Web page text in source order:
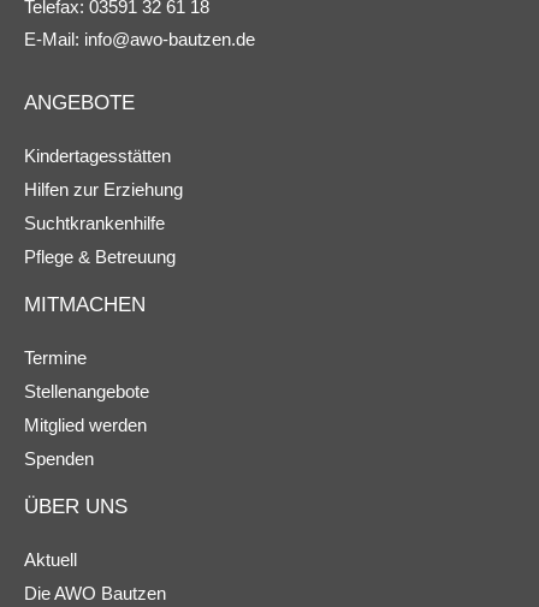
Telefax: 03591 32 61 18
E-Mail: info@awo-bautzen.de
ANGEBOTE
Kindertagesstätten
Hilfen zur Erziehung
Suchtkrankenhilfe
Pflege & Betreuung
MITMACHEN
Termine
Stellenangebote
Mitglied werden
Spenden
ÜBER UNS
Aktuell
Die AWO Bautzen